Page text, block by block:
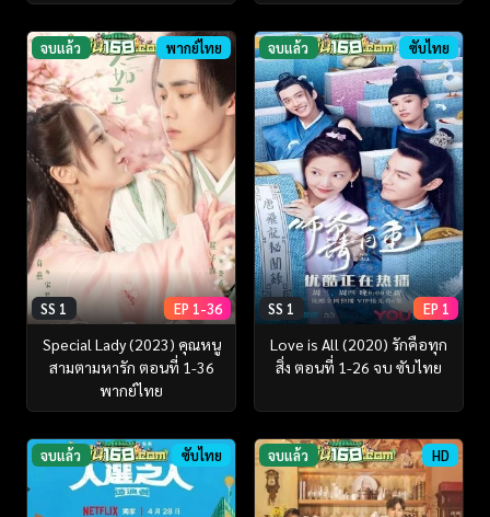
จบแล้ว พากย์ไทย
SS 1 EP 1-36
Special Lady (2023) คุณหนู
สามตามหารัก ตอนที่ 1-36
พากย์ไทย
จบแล้ว ซับไทย
SS 1 EP 1
Love is All (2020) รักคือทุก
สิ่ง ตอนที่ 1-26 จบ ซับไทย
จบแล้ว ซับไทย จบแล้ว HD